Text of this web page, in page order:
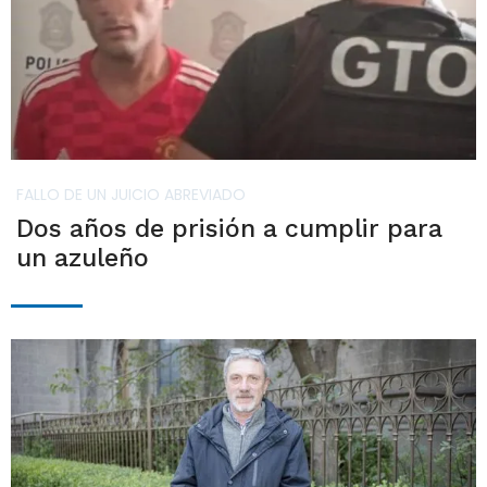
FALLO DE UN JUICIO ABREVIADO
Dos años de prisión a cumplir para
un azuleño